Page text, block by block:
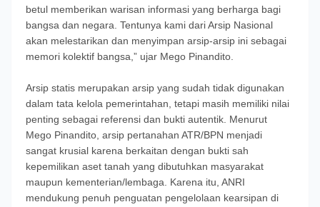
betul memberikan warisan informasi yang berharga bagi
bangsa dan negara. Tentunya kami dari Arsip Nasional
akan melestarikan dan menyimpan arsip-arsip ini sebagai
memori kolektif bangsa,” ujar Mego Pinandito.
Arsip statis merupakan arsip yang sudah tidak digunakan
dalam tata kelola pemerintahan, tetapi masih memiliki nilai
penting sebagai referensi dan bukti autentik. Menurut
Mego Pinandito, arsip pertanahan ATR/BPN menjadi
sangat krusial karena berkaitan dengan bukti sah
kepemilikan aset tanah yang dibutuhkan masyarakat
maupun kementerian/lembaga. Karena itu, ANRI
mendukung penuh penguatan pengelolaan kearsipan di